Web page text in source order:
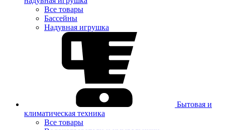
Все товары
Бассейны
Надувная игрушка
Бытовая и
климатическая техника
Все товары